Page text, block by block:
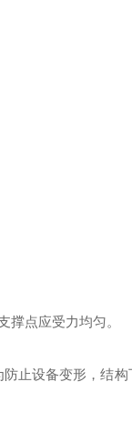
撑点应受力均匀。
止设备变形，结构